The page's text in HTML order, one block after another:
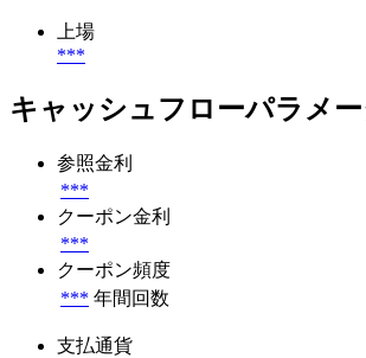
上場
***
キャッシュフローパラメー
参照金利
***
クーポン金利
***
クーポン頻度
*** 年間回数
支払通貨